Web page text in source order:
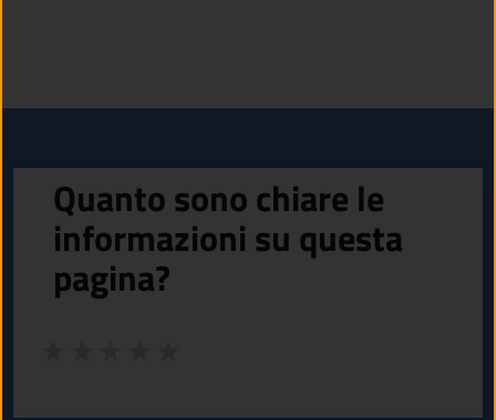
Quanto sono chiare le
informazioni su questa
pagina?